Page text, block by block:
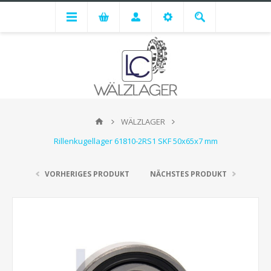
WÄLZLAGER
Rillenkugellager 61810-2RS1 SKF 50x65x7 mm
VORHERIGES PRODUKT NÄCHSTES PRODUKT